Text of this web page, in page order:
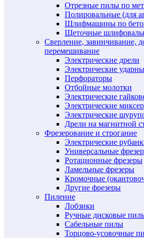
Отрезные пилы по
Полировальные (для
Шлифмашины по
Щеточные
Сверление, завинчивание,
перемешивание
Электрические дрели
Электрические
Перфораторы
Отбойные молотки
Электрические
Электрические
Электрические
Дрели на магнитной
Фрезерование и строгание
Электрические
Универсальные
Ротационные фрезеры
Ламельные фрезеры
Кромочные
Другие фрезеры
Пиление
Лобзики
Ручные дисковые
Сабельные пилы
Торцово-усовочные